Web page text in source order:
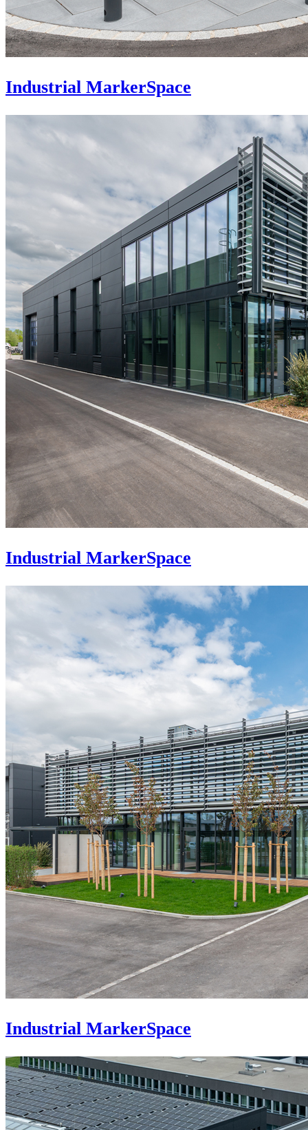
Industrial MarkerSpace
Industrial MarkerSpace
Industrial MarkerSpace